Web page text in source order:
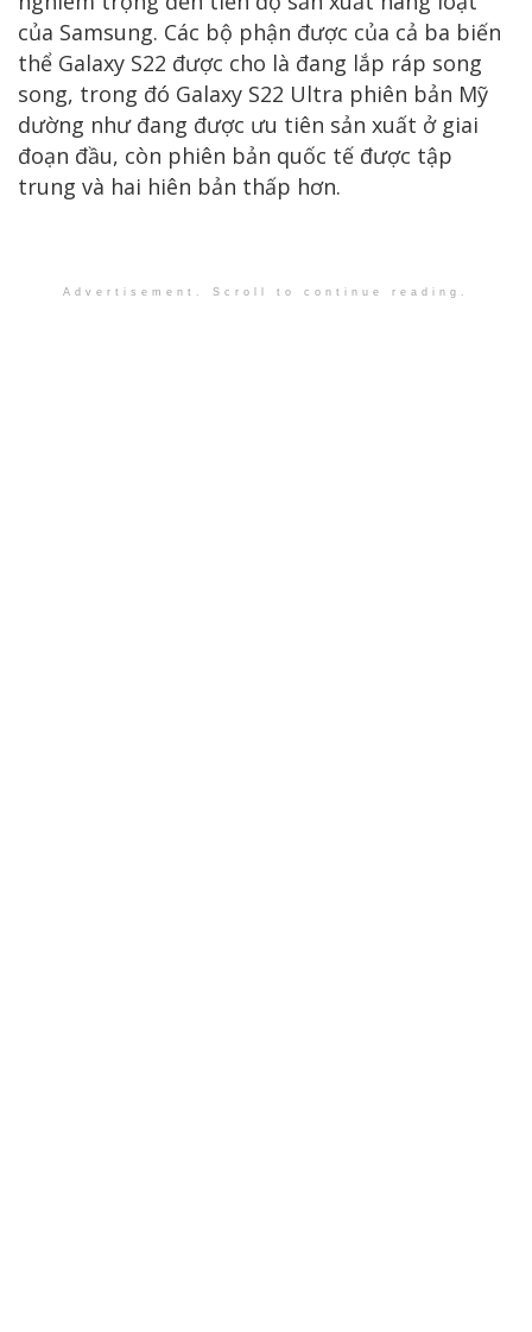
của Samsung. Các bộ phận được của cả ba biến
thể Galaxy S22 được cho là đang lắp ráp song
song, trong đó Galaxy S22 Ultra phiên bản Mỹ
dường như đang được ưu tiên sản xuất ở giai
đoạn đầu, còn phiên bản quốc tế được tập
trung và hai hiên bản thấp hơn.
Advertisement. Scroll to continue reading.